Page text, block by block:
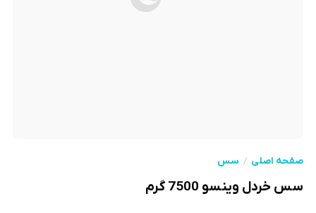
صفحه اصلی سس
سس خردل وینسو 7500 گرم